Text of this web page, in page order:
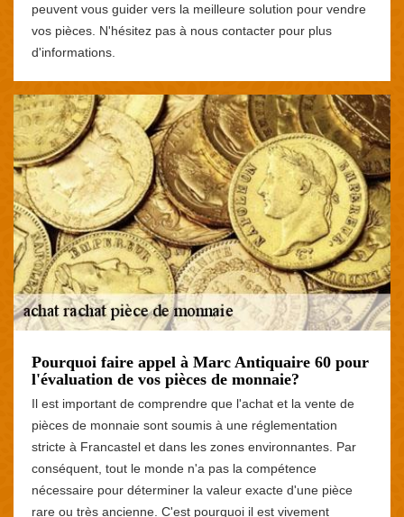
peuvent vous guider vers la meilleure solution pour vendre
vos pièces. N'hésitez pas à nous contacter pour plus
d'informations.
Pourquoi faire appel à Marc Antiquaire 60 pour
l'évaluation de vos pièces de monnaie?
Il est important de comprendre que l'achat et la vente de
pièces de monnaie sont soumis à une réglementation
stricte à Francastel et dans les zones environnantes. Par
conséquent, tout le monde n'a pas la compétence
nécessaire pour déterminer la valeur exacte d'une pièce
rare ou très ancienne. C'est pourquoi il est vivement